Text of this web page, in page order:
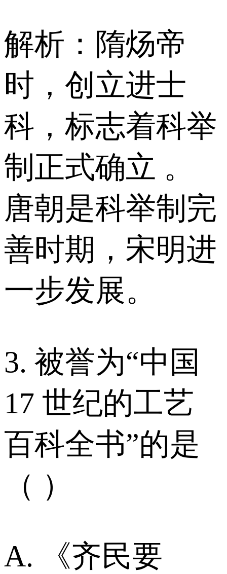
解析：隋炀帝
时，创立进士
科，标志着科举
制正式确立 。
唐朝是科举制完
善时期，宋明进
一步发展。
3. 被誉为“中国
17 世纪的工艺
百科全书”的是
（ ）
A. 《齐民要